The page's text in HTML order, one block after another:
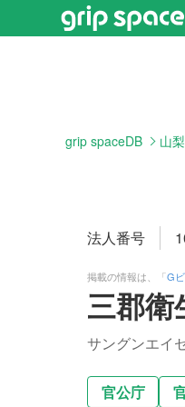
grip spaceDB 山
法人番号
掲載の情報は、「G
三郡衛
サングンエイ
官公庁